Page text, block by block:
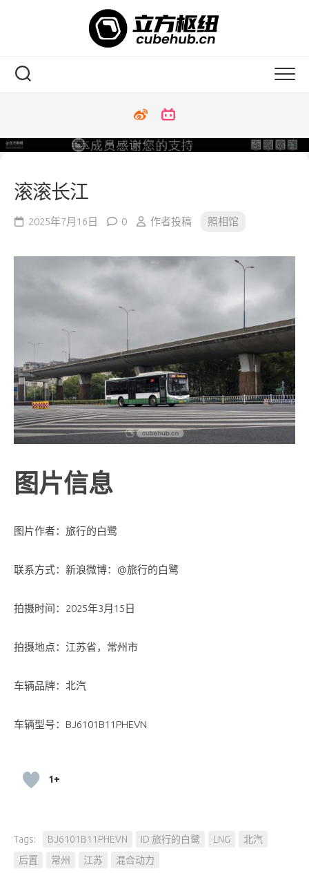
滚滚长江
2025年7月16日 0 作者投稿 照相馆
图片信息
图片作者：旅行的白鹭
联系方式：新浪微博：@旅行的白鹭
拍摄时间：2025年3月15日
拍摄地点：江苏省，常州市
车辆品牌：北汽
车辆型号：BJ6101B11PHEVN
1+
Tags: BJ6101B11PHEVN ID 旅行的白鹭 LNG
北汽
后置
常州 江苏 混合动力